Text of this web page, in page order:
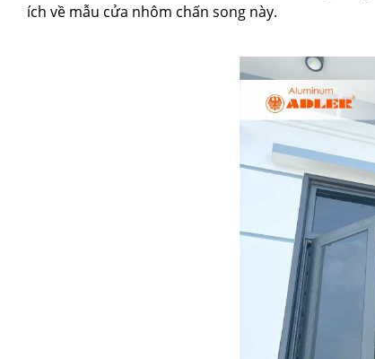
ích về mẫu cửa nhôm chấn song này.